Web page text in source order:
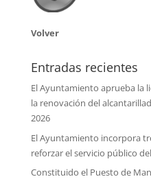
Volver
Entradas recientes
El Ayuntamiento aprueba la
la renovación del
2026
El Ayuntamiento incorpora
reforzar el servicio público
Constituido el Puesto de